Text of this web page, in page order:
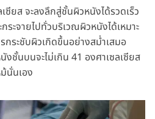
ซียส จะลงลึกสู่ชั้นผิวหนังได้รวดเร็ว
ระจายไปทั่วบริเวณผิวหนังได้เหมาะ
ระชับผิวเกิดขึ้นอย่างสม่ำเสมอ
ชั้นบนจะไม่เกิน 41 องศาเซลเซียส
นั่นเอง